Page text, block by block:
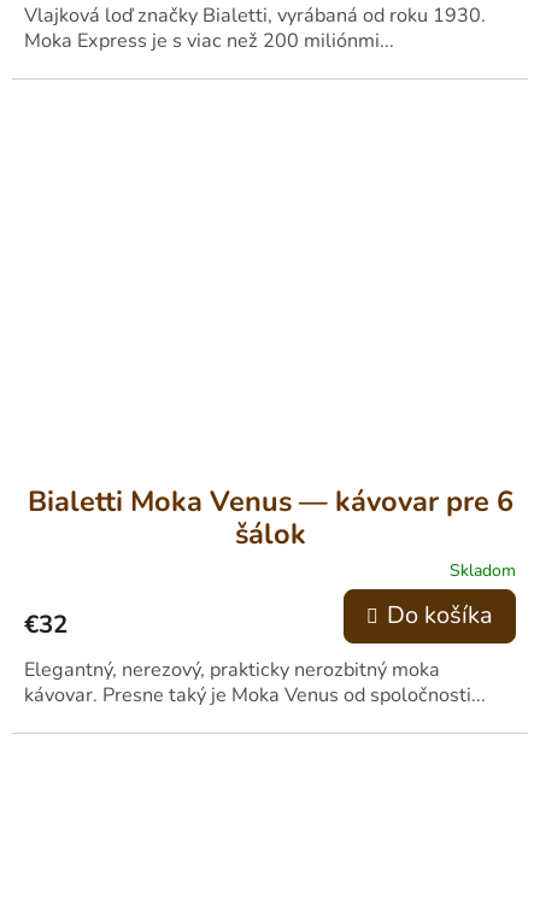
Vlajková loď značky Bialetti, vyrábaná od roku 1930.
Moka Express je s viac než 200 miliónmi...
Bialetti Moka Venus — kávovar pre 6
šálok
Skladom
€32 Do košíka
Elegantný, nerezový, prakticky nerozbitný moka
kávovar. Presne taký je Moka Venus od spoločnosti...